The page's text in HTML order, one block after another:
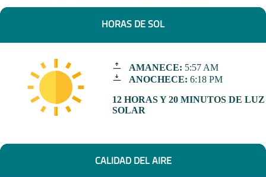
HORAS DE SOL
AMANECE: 5:57 AM
ANOCHECE: 6:18 PM
12 HORAS Y 20 MINUTOS DE LUZ
SOLAR
CALIDAD DEL AIRE